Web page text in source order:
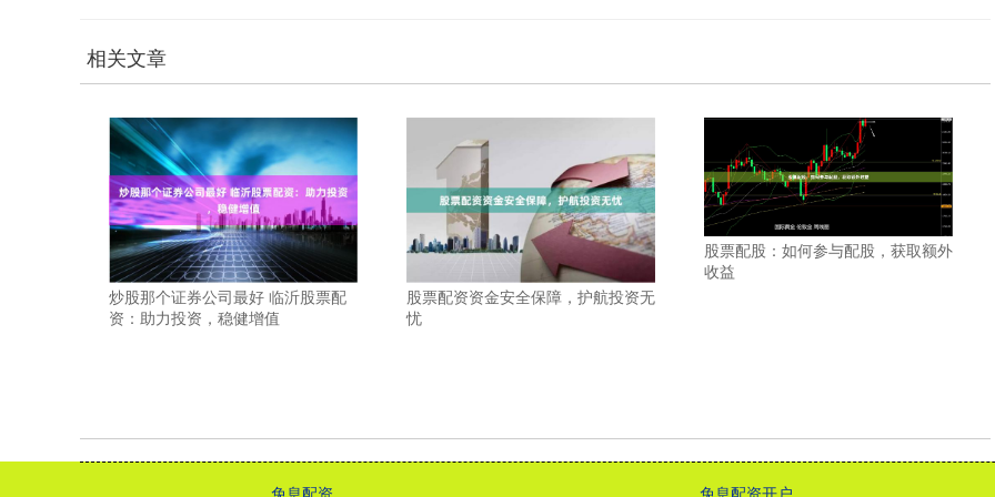
相关文章
炒股那个证券公司最好 临沂股票配
资：助力投资，稳健增值
股票配资资金安全保障，护航投资无
忧
股票配股：如何参与配股，获取额外
收益